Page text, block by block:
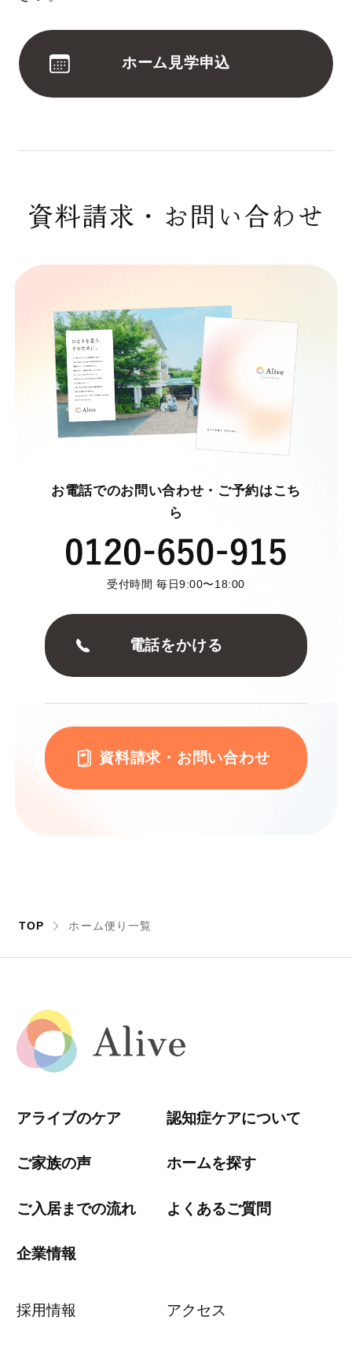
ホーム見学申込
資料請求・お問い合わせ
お電話でのお問い合わせ・ご予約はこち
ら
受付時間 毎日9:00〜18:00
電話をかける
資料請求・お問い合わせ
TOP ホーム便り一覧
アライブのケア 認知症ケアについて
ご家族の声 ホームを探す
ご入居までの流れ よくあるご質問
企業情報
採用情報 アクセス